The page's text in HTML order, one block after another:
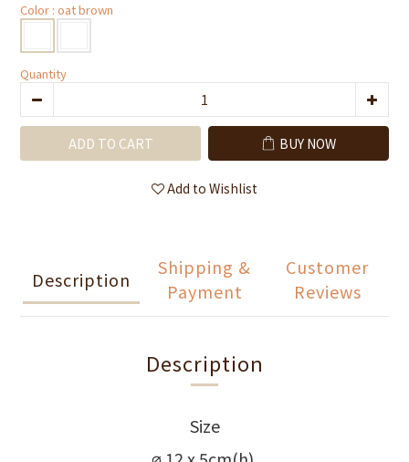
Color : oat brown
Quantity
ADD TO CART BUY NOW
Add to Wishlist
Description
Shipping &
Payment
Customer
Reviews
Description
Size